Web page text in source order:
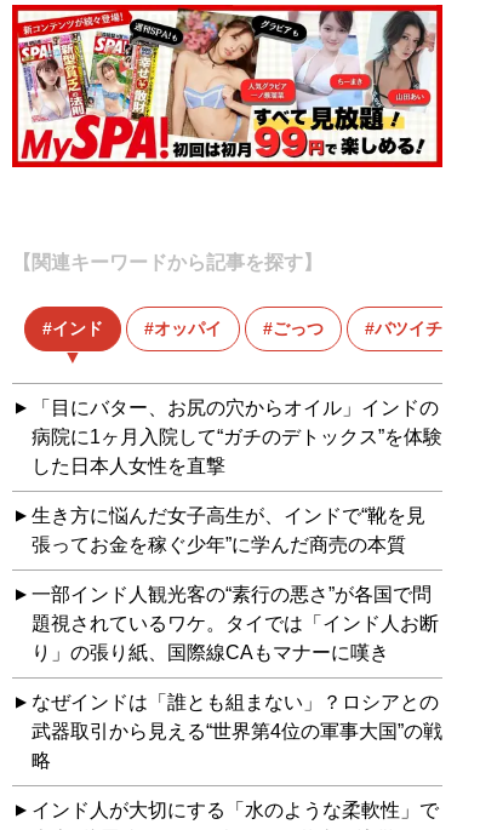
【関連キーワードから記事を探す】
インド オッパイ ごっつ バツイチおじ
「目にバター、お尻の穴からオイル」インドの
病院に1ヶ月入院して“ガチのデトックス”を体験
した日本人女性を直撃
生き方に悩んだ女子高生が、インドで“靴を見
張ってお金を稼ぐ少年”に学んだ商売の本質
一部インド人観光客の“素行の悪さ”が各国で問
題視されているワケ。タイでは「インド人お断
り」の張り紙、国際線CAもマナーに嘆き
なぜインドは「誰とも組まない」？ロシアとの
武器取引から見える“世界第4位の軍事大国”の戦
略
インド人が大切にする「水のような柔軟性」で